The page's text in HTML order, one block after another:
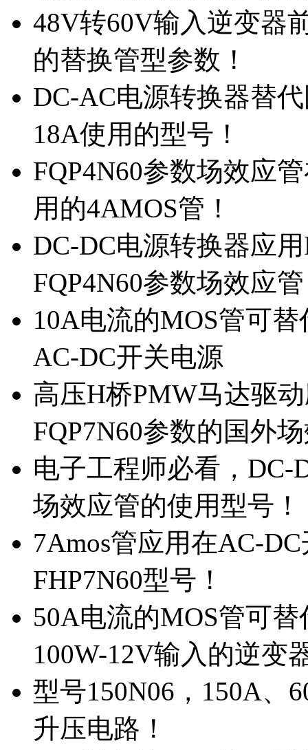
48V转60V输入逆变器
的替换管型参数！
DC-AC电源转换器替
18A使用的型号！
FQP4N60参数场效应
用的4AMOS管！
DC-DC电源转换器应
FQP4N60参数场效应
10A电流的MOS管可
AC-DC开关电源
高压H桥PMW马达驱
FQP7N60参数的国外
电子工程师必看，DC-
场效应管的使用型号！
7Amos管应用在AC-
FHP7N60型号！
50A电流的MOS管可
100W-12V输入的逆变
型号150N06，150A、
升压电路！